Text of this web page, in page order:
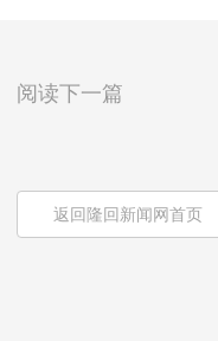
阅读下一篇
返回隆回新闻网首页